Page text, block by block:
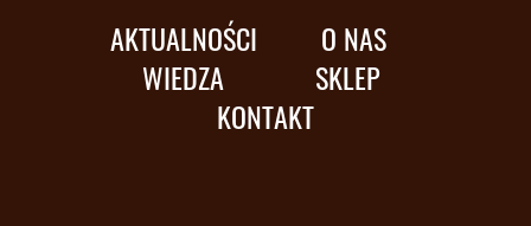
AKTUALNOŚCI
O NAS
WIEDZA
SKLEP
KONTAKT